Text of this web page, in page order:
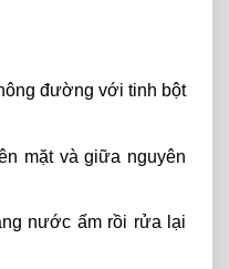
đường với tinh bột
mặt và giữa nguyên
nước ấm rồi rửa lại